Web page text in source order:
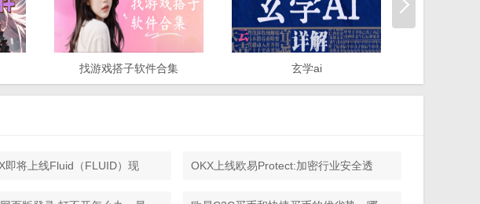
找游戏搭子软件合集 玄学ai
即将上线Fluid（FLUID）现 OKX上线欧易Protect:加密行业安全透